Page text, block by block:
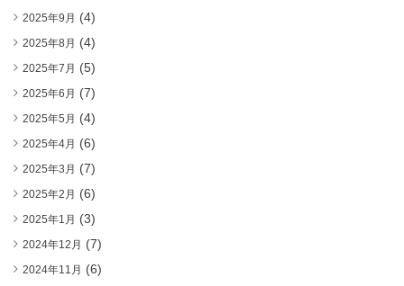
2025年9月 (4)
2025年8月 (4)
2025年7月 (5)
2025年6月 (7)
2025年5月 (4)
2025年4月 (6)
2025年3月 (7)
2025年2月 (6)
2025年1月 (3)
2024年12月 (7)
2024年11月 (6)